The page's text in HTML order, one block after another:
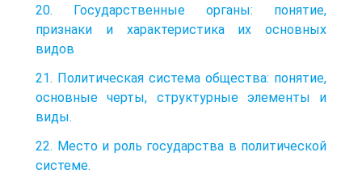
20. Государственные органы: понятие,
признаки и характеристика их основных
видов
21. Политическая система общества: понятие,
основные черты, структурные элементы и
виды.
22. Место и роль государства в политической
системе.